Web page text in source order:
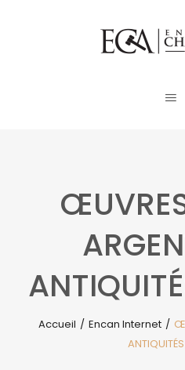
Accueil / Encan Internet /